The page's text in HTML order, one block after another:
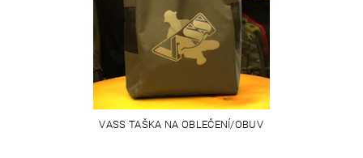
VASS TAŠKA NA OBLEČENÍ/OBUV